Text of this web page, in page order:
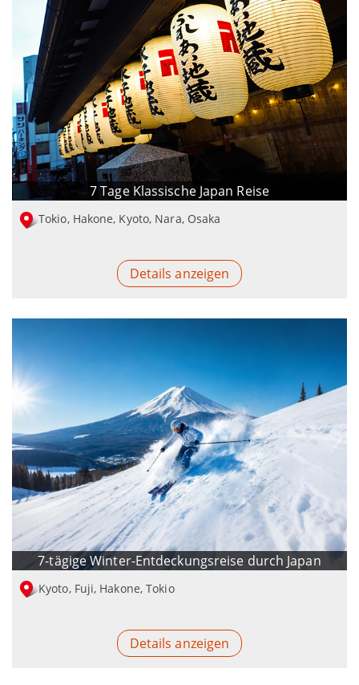
7 Tage Klassische Japan Reise
Tokio, Hakone, Kyoto, Nara, Osaka
Details anzeigen
7-tägige Winter-Entdeckungsreise durch Japan
Kyoto, Fuji, Hakone, Tokio
Details anzeigen